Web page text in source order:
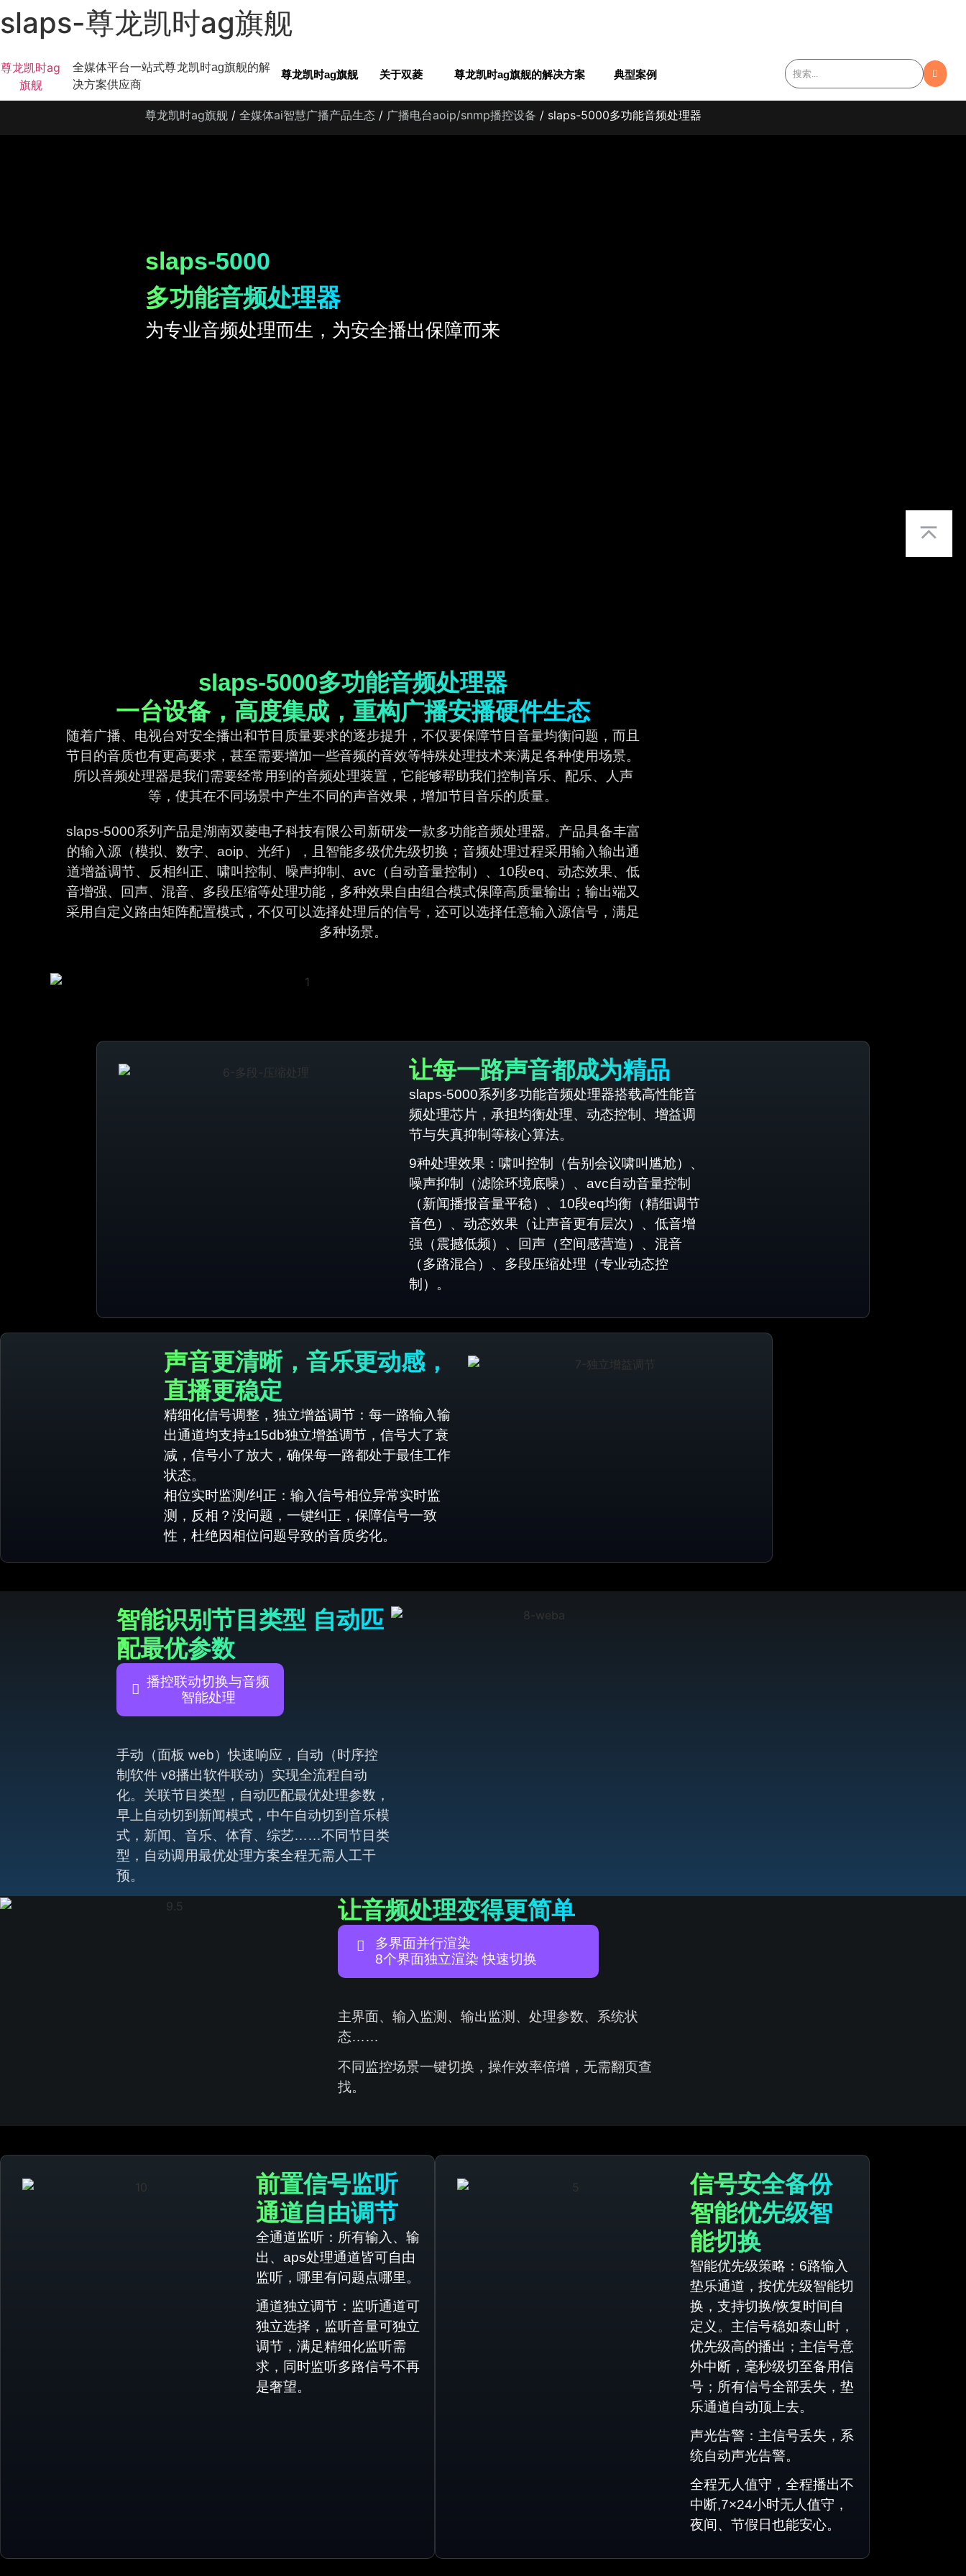
slaps-尊龙凯时ag旗舰
尊龙凯时ag
旗舰
全媒体平台一站式尊龙凯时ag旗舰的解
决方案供应商
尊龙凯时ag旗舰 关于双菱 尊龙凯时ag旗舰的解决方案 典型案例
尊龙凯时ag旗舰/ 全媒体ai智慧广播产品生态/ 广播电台aoip/snmp播控设备 / slaps-5000多功能音频处理器
slaps-5000
多功能音频处理器
为专业音频处理而生，为安全播出保障而来
slaps-5000多功能音频处理器
一台设备，高度集成，重构广播安播硬件生态
随着广播、电视台对安全播出和节目质量要求的逐步提升，不仅要保障节目音量均衡问题，而且
节目的音质也有更高要求，甚至需要增加一些音频的音效等特殊处理技术来满足各种使用场景。
所以音频处理器是我们需要经常用到的音频处理装置，它能够帮助我们控制音乐、配乐、人声
等，使其在不同场景中产生不同的声音效果，增加节目音乐的质量。
slaps-5000系列产品是湖南双菱电子科技有限公司新研发一款多功能音频处理器。产品具备丰富
的输入源（模拟、数字、aoip、光纤），且智能多级优先级切换；音频处理过程采用输入输出通
道增益调节、反相纠正、啸叫控制、噪声抑制、avc（自动音量控制）、10段eq、动态效果、低
音增强、回声、混音、多段压缩等处理功能，多种效果自由组合模式保障高质量输出；输出端又
采用自定义路由矩阵配置模式，不仅可以选择处理后的信号，还可以选择任意输入源信号，满足
多种场景。
让每一路声音都成为精品
slaps-5000系列多功能音频处理器搭载高性能音
频处理芯片，承担均衡处理、动态控制、增益调
节与失真抑制等核心算法。
9种处理效果：啸叫控制（告别会议啸叫尴尬）、
噪声抑制（滤除环境底噪）、avc自动音量控制
（新闻播报音量平稳）、10段eq均衡（精细调节
音色）、动态效果（让声音更有层次）、低音增
强（震撼低频）、回声（空间感营造）、混音
（多路混合）、多段压缩处理（专业动态控
制）。
声音更清晰，音乐更动感，
直播更稳定
精细化信号调整，独立增益调节：每一路输入输
出通道均支持±15db独立增益调节，信号大了衰
减，信号小了放大，确保每一路都处于最佳工作
状态。
相位实时监测/纠正：输入信号相位异常实时监
测，反相？没问题，一键纠正，保障信号一致
性，杜绝因相位问题导致的音质劣化。
智能识别节目类型 自动匹
配最优参数
播控联动切换与音频
智能处理
手动（面板 web）快速响应，自动（时序控
制软件 v8播出软件联动）实现全流程自动
化。关联节目类型，自动匹配最优处理参数，
早上自动切到新闻模式，中午自动切到音乐模
式，新闻、音乐、体育、综艺……不同节目类
型，自动调用最优处理方案全程无需人工干
预。
让音频处理变得更简单
多界面并行渲染
8个界面独立渲染 快速切换
主界面、输入监测、输出监测、处理参数、系统状
态……
不同监控场景一键切换，操作效率倍增，无需翻页查
找。
前置信号监听
通道自由调节
全通道监听：所有输入、输
出、aps处理通道皆可自由
监听，哪里有问题点哪里。
通道独立调节：监听通道可
独立选择，监听音量可独立
调节，满足精细化监听需
求，同时监听多路信号不再
是奢望。
信号安全备份
智能优先级智
能切换
智能优先级策略：6路输入
垫乐通道，按优先级智能切
换，支持切换/恢复时间自
定义。主信号稳如泰山时，
优先级高的播出；主信号意
外中断，毫秒级切至备用信
号；所有信号全部丢失，垫
乐通道自动顶上去。
声光告警：主信号丢失，系
统自动声光告警。
全程无人值守，全程播出不
中断,7×24小时无人值守，
夜间、节假日也能安心。